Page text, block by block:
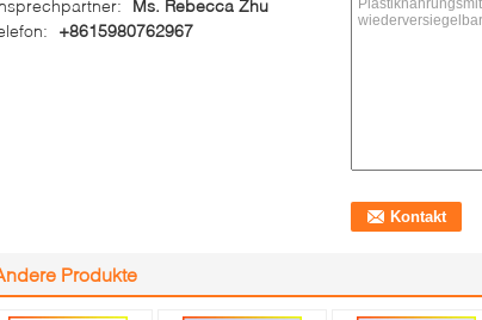
Ms. Rebecca Zhu
+8615980762967
Produkte